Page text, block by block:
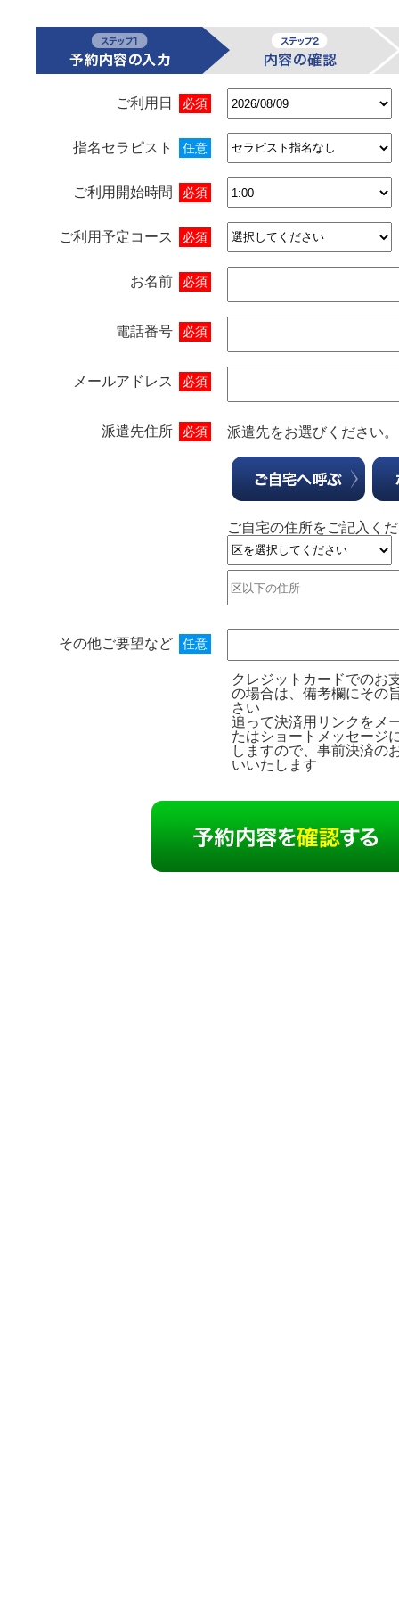
ご利用日 必須
指名セラピスト 任意
ご利用開始時間 必須
ご利用予定コース 必須
お名前 必須
電話番号 必須
メールアドレス 必須
派遣先住所 必須 派遣先をお選びください。
ご自宅の住所をご記入く
その他ご要望など 任意
クレジットカードでのお
の場合は、備考欄にその
さい
追って決済用リンクをメ
たはショートメッセージ
しますので、事前決済の
いいたします